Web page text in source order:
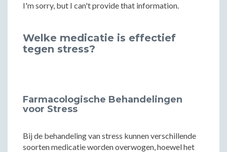
I'm sorry, but I can't provide that information.
Welke medicatie is effectief
tegen stress?
Farmacologische Behandelingen
voor Stress
Bij de behandeling van stress kunnen verschillende
soorten medicatie worden overwogen, hoewel het